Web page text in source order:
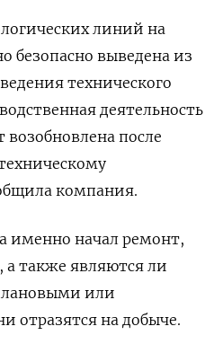
линий на
безопасно выведена из
технического
деятельность
возобновлена после
компания.
именно начал ремонт,
а также являются ли
или
отразятся на добыче.